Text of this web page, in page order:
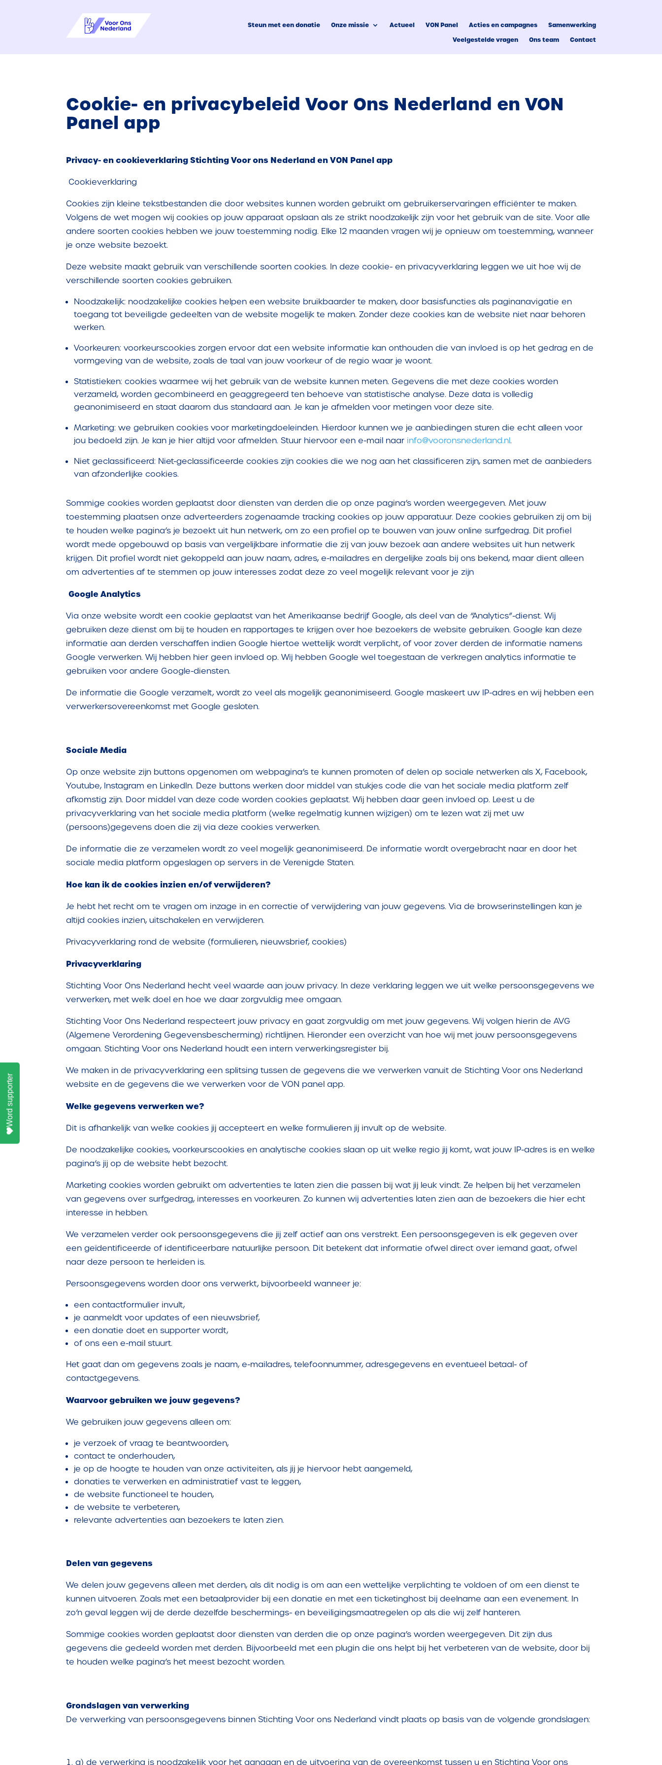
Steun met een donatie Onze missie Actueel VON Panel Acties en campagnes
Samenwerking
Veelgestelde vragen
Ons team Contact
Steun met een donatie Onze missie Actueel VON Panel Acties en campagnes
Samenwerking
Veelgestelde vragen
Ons team Contact
Cookie- en privacybeleid Voor Ons Nederland en VON
Panel app
Privacy- en cookieverklaring Stichting Voor ons Nederland en VON Panel app
Cookieverklaring
Cookies zijn kleine tekstbestanden die door websites kunnen worden gebruikt om gebruikerservaringen efficiënter te maken.
Volgens de wet mogen wij cookies op jouw apparaat opslaan als ze strikt noodzakelijk zijn voor het gebruik van de site. Voor alle
andere soorten cookies hebben we jouw toestemming nodig. Elke 12 maanden vragen wij je opnieuw om toestemming, wanneer
je onze website bezoekt.
Deze website maakt gebruik van verschillende soorten cookies. In deze cookie- en privacyverklaring leggen we uit hoe wij de
verschillende soorten cookies gebruiken.
Noodzakelijk: noodzakelijke cookies helpen een website bruikbaarder te maken, door basisfuncties als paginanavigatie en
toegang tot beveiligde gedeelten van de website mogelijk te maken. Zonder deze cookies kan de website niet naar behoren
werken.
Voorkeuren: voorkeurscookies zorgen ervoor dat een website informatie kan onthouden die van invloed is op het gedrag en de
vormgeving van de website, zoals de taal van jouw voorkeur of de regio waar je woont.
Statistieken: cookies waarmee wij het gebruik van de website kunnen meten. Gegevens die met deze cookies worden
verzameld, worden gecombineerd en geaggregeerd ten behoeve van statistische analyse. Deze data is volledig
geanonimiseerd en staat daarom dus standaard aan. Je kan je afmelden voor metingen voor deze site.
Marketing: we gebruiken cookies voor marketingdoeleinden. Hierdoor kunnen we je aanbiedingen sturen die echt alleen voor
jou bedoeld zijn. Je kan je hier altijd voor afmelden. Stuur hiervoor een e-mail naar info@vooronsnederland.nl.
Niet geclassificeerd: Niet-geclassificeerde cookies zijn cookies die we nog aan het classificeren zijn, samen met de aanbieders
van afzonderlijke cookies.
Sommige cookies worden geplaatst door diensten van derden die op onze pagina’s worden weergegeven. Met jouw
toestemming plaatsen onze adverteerders zogenaamde tracking cookies op jouw apparatuur. Deze cookies gebruiken zij om bij
te houden welke pagina’s je bezoekt uit hun netwerk, om zo een profiel op te bouwen van jouw online surfgedrag. Dit profiel
wordt mede opgebouwd op basis van vergelijkbare informatie die zij van jouw bezoek aan andere websites uit hun netwerk
krijgen. Dit profiel wordt niet gekoppeld aan jouw naam, adres, e-mailadres en dergelijke zoals bij ons bekend, maar dient alleen
om advertenties af te stemmen op jouw interesses zodat deze zo veel mogelijk relevant voor je zijn
Google Analytics
Via onze website wordt een cookie geplaatst van het Amerikaanse bedrijf Google, als deel van de “Analytics”-dienst. Wij
gebruiken deze dienst om bij te houden en rapportages te krijgen over hoe bezoekers de website gebruiken. Google kan deze
informatie aan derden verschaffen indien Google hiertoe wettelijk wordt verplicht, of voor zover derden de informatie namens
Google verwerken. Wij hebben hier geen invloed op. Wij hebben Google wel toegestaan de verkregen analytics informatie te
gebruiken voor andere Google-diensten.
De informatie die Google verzamelt, wordt zo veel als mogelijk geanonimiseerd. Google maskeert uw IP-adres en wij hebben een
verwerkersovereenkomst met Google gesloten.
Sociale Media
Op onze website zijn buttons opgenomen om webpagina’s te kunnen promoten of delen op sociale netwerken als X, Facebook,
Youtube, Instagram en LinkedIn. Deze buttons werken door middel van stukjes code die van het sociale media platform zelf
afkomstig zijn. Door middel van deze code worden cookies geplaatst. Wij hebben daar geen invloed op. Leest u de
privacyverklaring van het sociale media platform (welke regelmatig kunnen wijzigen) om te lezen wat zij met uw
(persoons)gegevens doen die zij via deze cookies verwerken.
De informatie die ze verzamelen wordt zo veel mogelijk geanonimiseerd. De informatie wordt overgebracht naar en door het
sociale media platform opgeslagen op servers in de Verenigde Staten.
Hoe kan ik de cookies inzien en/of verwijderen?
Je hebt het recht om te vragen om inzage in en correctie of verwijdering van jouw gegevens. Via de browserinstellingen kan je
altijd cookies inzien, uitschakelen en verwijderen.
Privacyverklaring rond de website (formulieren, nieuwsbrief, cookies)
Privacyverklaring
Stichting Voor Ons Nederland hecht veel waarde aan jouw privacy. In deze verklaring leggen we uit welke persoonsgegevens we
verwerken, met welk doel en hoe we daar zorgvuldig mee omgaan.
Stichting Voor Ons Nederland respecteert jouw privacy en gaat zorgvuldig om met jouw gegevens. Wij volgen hierin de AVG
(Algemene Verordening Gegevensbescherming) richtlijnen. Hieronder een overzicht van hoe wij met jouw persoonsgegevens
omgaan. Stichting Voor ons Nederland houdt een intern verwerkingsregister bij.
We maken in de privacyverklaring een splitsing tussen de gegevens die we verwerken vanuit de Stichting Voor ons Nederland
website en de gegevens die we verwerken voor de VON panel app.
Welke gegevens verwerken we?
Dit is afhankelijk van welke cookies jij accepteert en welke formulieren jij invult op de website.
De noodzakelijke cookies, voorkeurscookies en analytische cookies slaan op uit welke regio jij komt, wat jouw IP-adres is en welke
pagina’s jij op de website hebt bezocht.
Marketing cookies worden gebruikt om advertenties te laten zien die passen bij wat jij leuk vindt. Ze helpen bij het verzamelen
van gegevens over surfgedrag, interesses en voorkeuren. Zo kunnen wij advertenties laten zien aan de bezoekers die hier echt
interesse in hebben.
We verzamelen verder ook persoonsgegevens die jij zelf actief aan ons verstrekt. Een persoonsgegeven is elk gegeven over
een geïdentificeerde of identificeerbare natuurlijke persoon. Dit betekent dat informatie ofwel direct over iemand gaat, ofwel
naar deze persoon te herleiden is.
Persoonsgegevens worden door ons verwerkt, bijvoorbeeld wanneer je:
een contactformulier invult,
je aanmeldt voor updates of een nieuwsbrief,
een donatie doet en supporter wordt,
of ons een e-mail stuurt.
Het gaat dan om gegevens zoals je naam, e-mailadres, telefoonnummer, adresgegevens en eventueel betaal- of
contactgegevens.
Waarvoor gebruiken we jouw gegevens?
We gebruiken jouw gegevens alleen om:
je verzoek of vraag te beantwoorden,
contact te onderhouden,
je op de hoogte te houden van onze activiteiten, als jij je hiervoor hebt aangemeld,
donaties te verwerken en administratief vast te leggen,
de website functioneel te houden,
de website te verbeteren,
relevante advertenties aan bezoekers te laten zien.
Delen van gegevens
We delen jouw gegevens alleen met derden, als dit nodig is om aan een wettelijke verplichting te voldoen of om een dienst te
kunnen uitvoeren. Zoals met een betaalprovider bij een donatie en met een ticketinghost bij deelname aan een evenement. In
zo’n geval leggen wij de derde dezelfde beschermings- en beveiligingsmaatregelen op als die wij zelf hanteren.
Sommige cookies worden geplaatst door diensten van derden die op onze pagina’s worden weergegeven. Dit zijn dus
gegevens die gedeeld worden met derden. Bijvoorbeeld met een plugin die ons helpt bij het verbeteren van de website, door bij
te houden welke pagina’s het meest bezocht worden.
Grondslagen van verwerking
De verwerking van persoonsgegevens binnenStichting Voor ons Nederlandvindt plaats op basis van de volgende grondslagen:
a) de verwerking is noodzakelijk voor het aangaan en de uitvoering van de overeenkomst tussen u en Stichting Voor ons
Word supporter